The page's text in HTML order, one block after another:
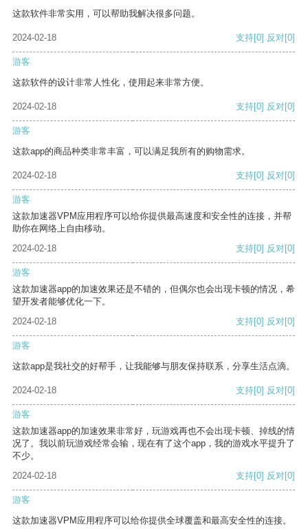
这款软件非常实用，可以帮助我解决很多问题。
2024-02-18 支持[0] 反对[0]
游客
这款软件的设计非常人性化，使用起来非常方便。
2024-02-18 支持[0] 反对[0]
游客
这款app的商品种类非常丰富，可以满足我所有的购物需求。
2024-02-18 支持[0] 反对[0]
游客
这款加速器VPM应用程序可以给你提供最高速度和安全性的连接，并帮
助你在网络上自由移动。
2024-02-18
支持[0] 反对[0]
游客
这款加速器app的加速效果还是不错的，但偶尔也会出现卡顿的情况，希
望开发者能够优化一下。
2024-02-18
支持[0] 反对[0]
游客
这款app是我社交的好帮手，让我能够与朋友保持联系，分享生活点滴。
2024-02-18 支持[0] 反对[0]
游客
这款加速器app的加速效果非常好，玩游戏再也不会出现卡顿、掉线的情
况了。我以前玩游戏经常会输，现在有了这个app，我的游戏水平提升了
不少。
2024-02-18
支持[0] 反对[0]
游客
这款加速器VPM应用程序可以给你提供全球覆盖和最高安全性的连接。